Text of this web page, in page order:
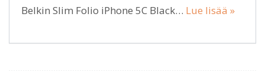
Belkin Slim Folio iPhone 5C Black… Lue lisää »